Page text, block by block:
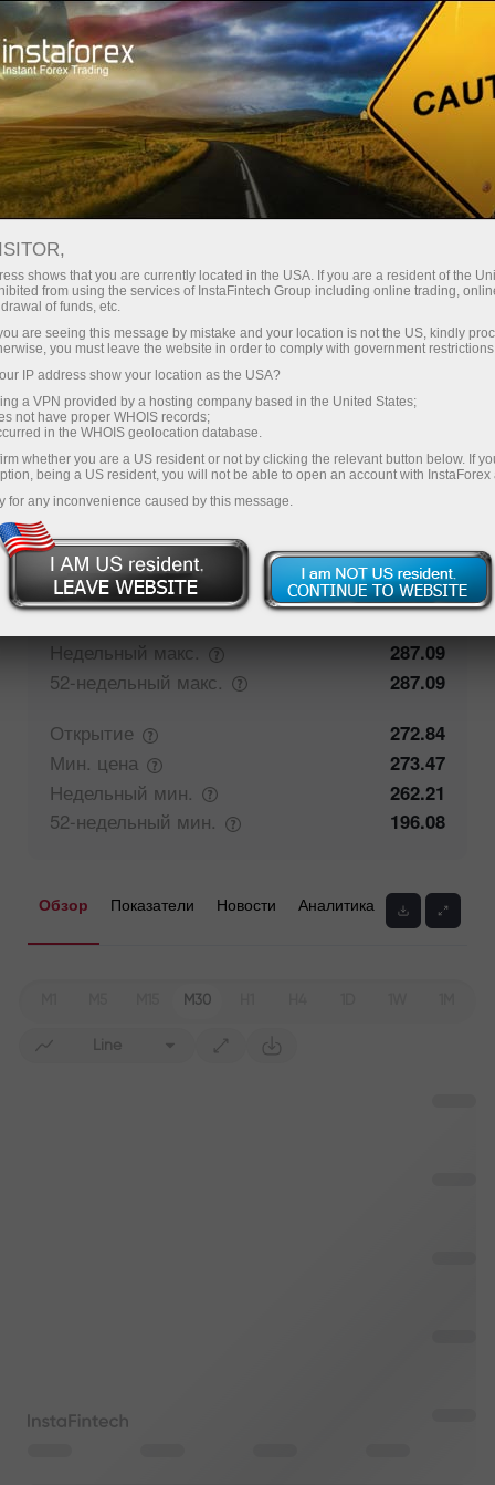
Трейдерлар учун
Савдо шартлари
AMZN
274.46 (%) 07 Aug 2026 19:59
Купить
274.46
274.34
Мнение трейдеров
Закрытие
272.55
Недельный макс.
287.09
52-недельный макс.
287.09
Открытие
272.84
Мин. цена
273.47
Недельный мин.
262.21
52-недельный мин. 196.08
Обзор Показатели Новости Аналитика
M30
Line
shows that you are currently located in the USA. If you are a resident of the
from using the services of InstaFintech Group including online trading,
of funds, etc.
are seeing this message by mistake and your location is not the US, kindly
you must leave the website in order to comply with government
IP address show your location as the USA?
a VPN provided by a hosting company based in the United States;
not have proper WHOIS records;
in the WHOIS geolocation database.
whether you are a US resident or not by clicking the relevant button below. If
being a US resident, you will not be able to open an account with InstaForex
for any inconvenience caused by this message.